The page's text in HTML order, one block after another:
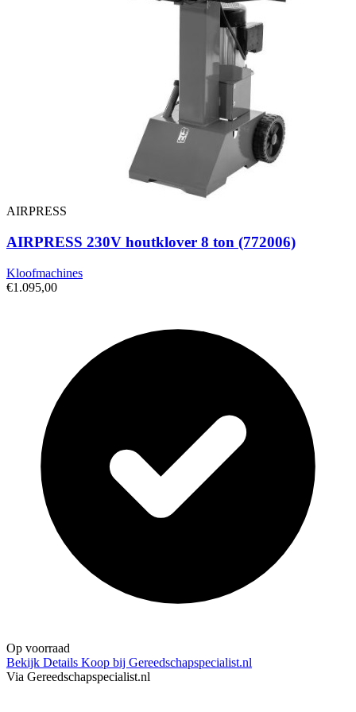
AIRPRESS
AIRPRESS 230V houtklover 8 ton (772006)
Kloofmachines
€1.095,00
Op voorraad
Bekijk Details Koop bij Gereedschapspecialist.nl
Via Gereedschapspecialist.nl